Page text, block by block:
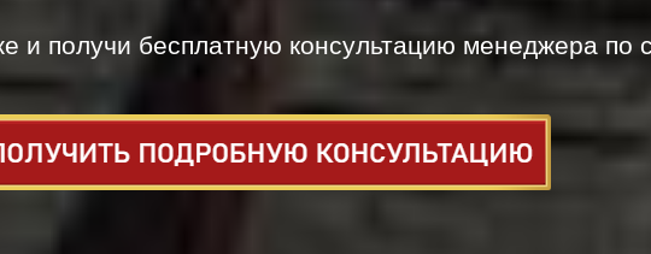
и получи бесплатную консультацию менеджера по